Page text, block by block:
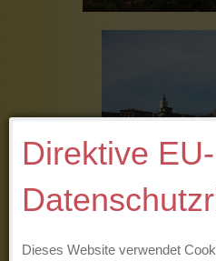
Direktive EU-
Dieses Website verwendet